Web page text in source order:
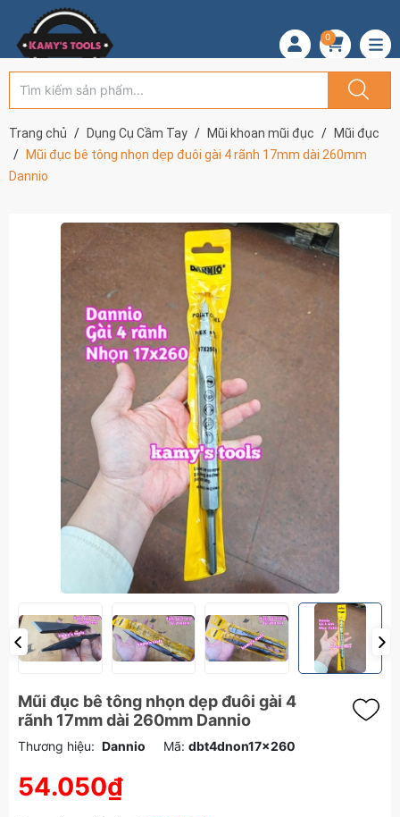
0
Trang chủ Dụng Cụ Cầm Tay Mũi khoan mũi đục
Mũi đục
Mũi đục bê tông nhọn dẹp đuôi gài 4 rãnh 17mm dài 260mm
Dannio
Mũi đục bê tông nhọn dẹp đuôi gài 4
rãnh 17mm dài 260mm Dannio
Thương hiệu: Dannio Mã: dbt4dnon17x260
54.050₫